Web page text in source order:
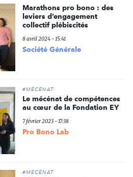
Marathons pro bono : des
leviers d’engagement
collectif plébiscités
8 avril 2024 - 15:41
Société Générale
#MÉCÉNAT
Le mécénat de compétences
au cœur de la Fondation EY
7 février 2023 - 17:38
Pro Bono Lab
#MÉCÉNAT